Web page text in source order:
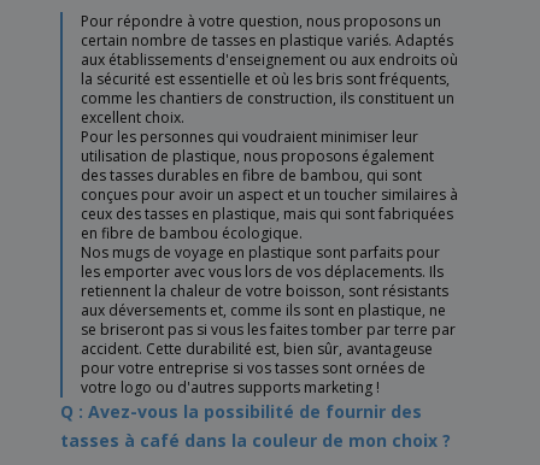
Pour répondre à votre question, nous proposons un
certain nombre de tasses en plastique variés. Adaptés
aux établissements d'enseignement ou aux endroits où
la sécurité est essentielle et où les bris sont fréquents,
comme les chantiers de construction, ils constituent un
excellent choix.
Pour les personnes qui voudraient minimiser leur
utilisation de plastique, nous proposons également
des tasses durables en fibre de bambou, qui sont
conçues pour avoir un aspect et un toucher similaires à
ceux des tasses en plastique, mais qui sont fabriquées
en fibre de bambou écologique.
Nos mugs de voyage en plastique sont parfaits pour
les emporter avec vous lors de vos déplacements. Ils
retiennent la chaleur de votre boisson, sont résistants
aux déversements et, comme ils sont en plastique, ne
se briseront pas si vous les faites tomber par terre par
accident. Cette durabilité est, bien sûr, avantageuse
pour votre entreprise si vos tasses sont ornées de
votre logo ou d'autres supports marketing !
Q : Avez-vous la possibilité de fournir des
tasses à café dans la couleur de mon choix ?